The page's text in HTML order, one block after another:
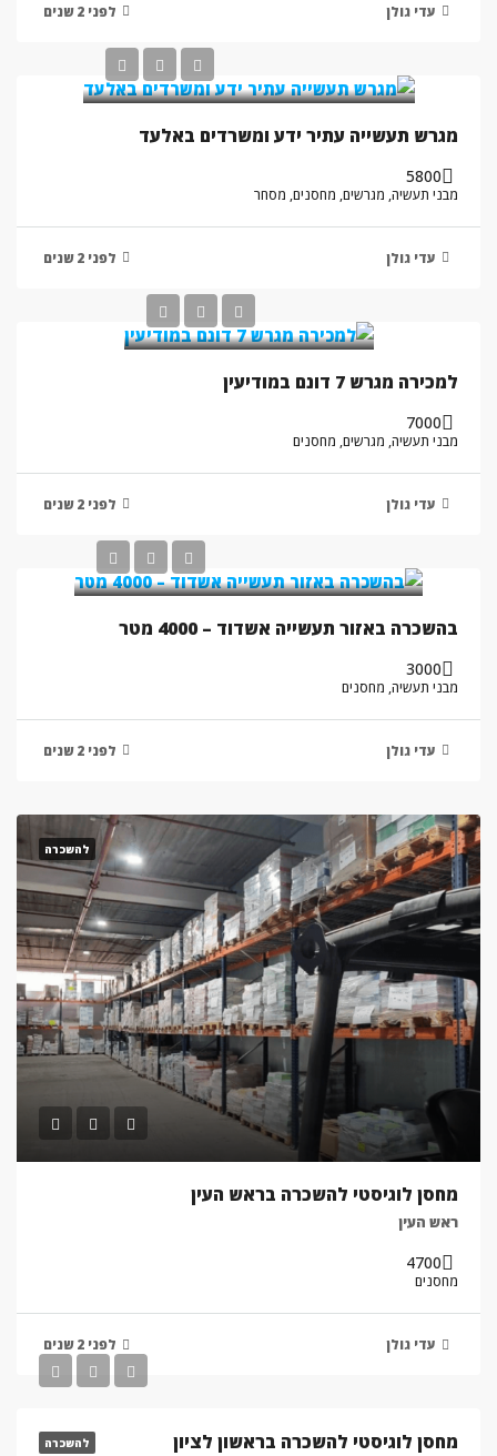
עדי גולן לפני 2 שנים
מגרש תעשייה עתיר ידע ומשרדים באלעד
5800
מבני תעשיה, מגרשים, מחסנים, מסחר
עדי גולן לפני 2 שנים
למכירה מגרש 7 דונם במודיעין
7000
מבני תעשיה, מגרשים, מחסנים
עדי גולן לפני 2 שנים
בהשכרה באזור תעשייה אשדוד – 4000 מטר
3000
מבני תעשיה, מחסנים
עדי גולן לפני 2 שנים
להשכרה
מחסן לוגיסטי להשכרה בראש העין
ראש העין
4700
מחסנים
עדי גולן לפני 2 שנים
להשכרה מחסן לוגיסטי להשכרה בראשון לציון